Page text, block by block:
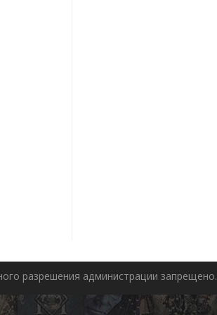
разрешения администрации запрещено.